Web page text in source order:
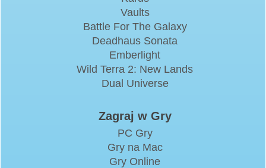
Vaults
Battle For The Galaxy
Deadhaus Sonata
Emberlight
Wild Terra 2: New Lands
Dual Universe
Zagraj w Gry
PC Gry
Gry na Mac
Gry Online